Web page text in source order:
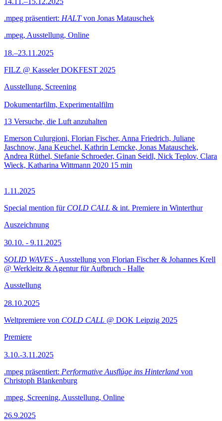
.mpeg präsentiert: HALTvon Jonas Matauschek
.mpeg, Ausstellung, Online
18.–23.11.2025
FILZ @ Kasseler DOKFEST 2025
Ausstellung, Screening
Dokumentarfilm, Experimentalfilm
13 Versuche, die Luft anzuhalten
Emerson Culurgioni, Florian Fischer, Anna Friedrich, Juliane
Jaschnow, Jana Keuchel, Kathrin Lemcke, Jonas Matauschek,
Andrea Rüthel, Stefanie Schroeder, Ginan Seidl, Nick Teplov, Clara
Wieck, Katharina Wittmann 2020 15 min
1.11.2025
Special mention für COLD CALL & int. Premiere in Winterthur
Auszeichnung
30.10. - 9.11.2025
SOLID WAVES - Ausstellung von Florian Fischer & Johannes Krell
@ Werkleitz & Agentur für Aufbruch - Halle
Ausstellung
28.10.2025
Weltpremiere von COLD CALL @ DOK Leipzig 2025
Premiere
3.10.-3.11.2025
.mpeg präsentiert: Performative Ausflüge ins Hinterland von
Christoph Blankenburg
.mpeg, Screening, Ausstellung, Online
26.9.2025